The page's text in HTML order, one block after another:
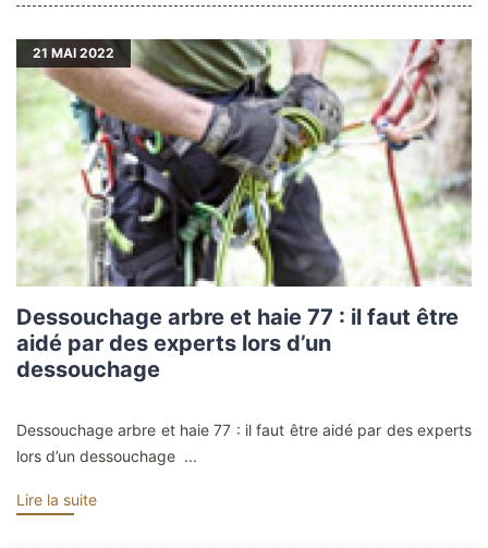
21 MAI 2022
Dessouchage arbre et haie 77 : il faut être
aidé par des experts lors d’un
dessouchage
Dessouchage arbre et haie 77 : il faut être aidé par des experts
lors d’un dessouchage ...
Lire la suite